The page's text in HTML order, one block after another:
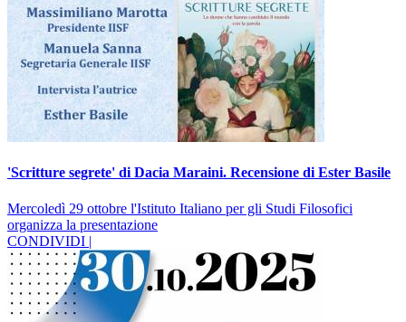
'Scritture segrete' di Dacia Maraini. Recensione di Ester Basile
Mercoledì 29 ottobre l'Istituto Italiano per gli Studi Filosofici
organizza la presentazione
CONDIVIDI |